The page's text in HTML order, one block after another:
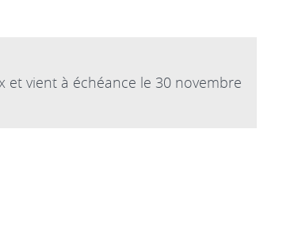
vient à échéance le 30 novembre